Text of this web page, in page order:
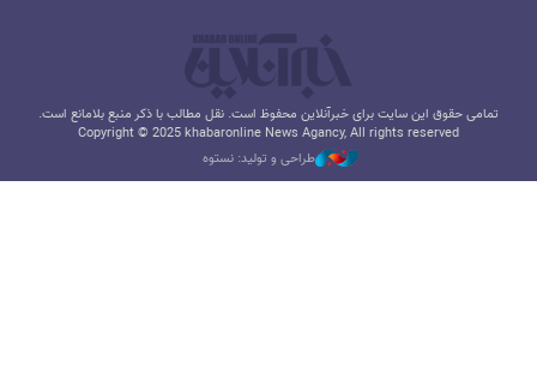
تمامی حقوق این سایت برای خبرآنلاین محفوظ است. نقل مطالب با ذکر منبع بلامانع است.
Copyright © 2025 khabaronline News Agancy, All rights reserved
طراحی و تولید: نستوه